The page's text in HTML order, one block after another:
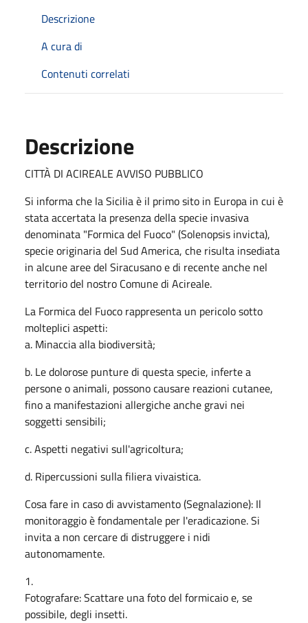
Descrizione
A cura di
Contenuti correlati
Descrizione
CITTÀ DI ACIREALE AVVISO PUBBLICO
Si informa che la Sicilia è il primo sito in Europa in cui è
stata accertata la presenza della specie invasiva
denominata "Formica del Fuoco" (Solenopsis invicta),
specie originaria del Sud America, che risulta insediata
in alcune aree del Siracusano e di recente anche nel
territorio del nostro Comune di Acireale.
La Formica del Fuoco rappresenta un pericolo sotto
molteplici aspetti:
a. Minaccia alla biodiversità;
b. Le dolorose punture di questa specie, inferte a
persone o animali, possono causare reazioni cutanee,
fino a manifestazioni allergiche anche gravi nei
soggetti sensibili;
c. Aspetti negativi sull'agricoltura;
d. Ripercussioni sulla filiera vivaistica.
Cosa fare in caso di avvistamento (Segnalazione): Il
monitoraggio è fondamentale per l'eradicazione. Si
invita a non cercare di distruggere i nidi
autonomamente.
1.
Fotografare: Scattare una foto del formicaio e, se
possibile, degli insetti.